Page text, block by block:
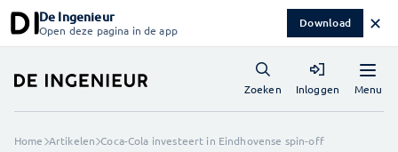
De Ingenieur
Open deze pagina in de app Download ✕
Menu
Zoeken Inloggen
Home Artikelen Coca-Cola investeert in Eindhovense spin-off